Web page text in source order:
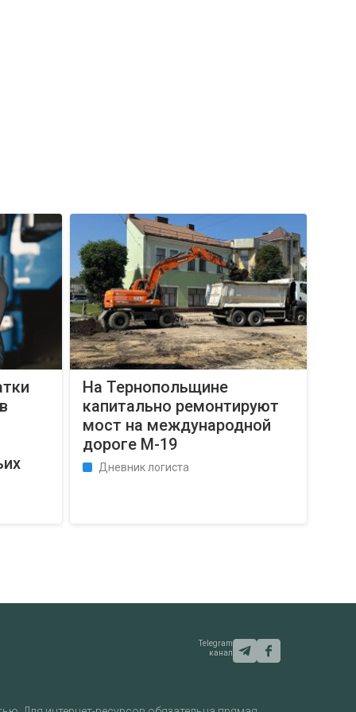
На Тернопольщине
капитально ремонтируют
мост на международной
дороге М-19
Дневник логиста
Telegram
канал